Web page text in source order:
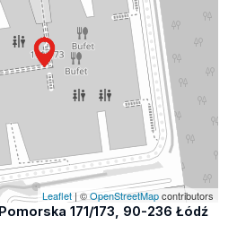
Leaflet| ©OpenStreetMapcontributors
Pomorska 171/173, 90-236 Łódź